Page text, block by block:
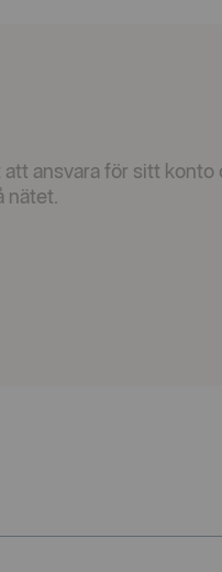
ansvara för sitt konto
nätet.